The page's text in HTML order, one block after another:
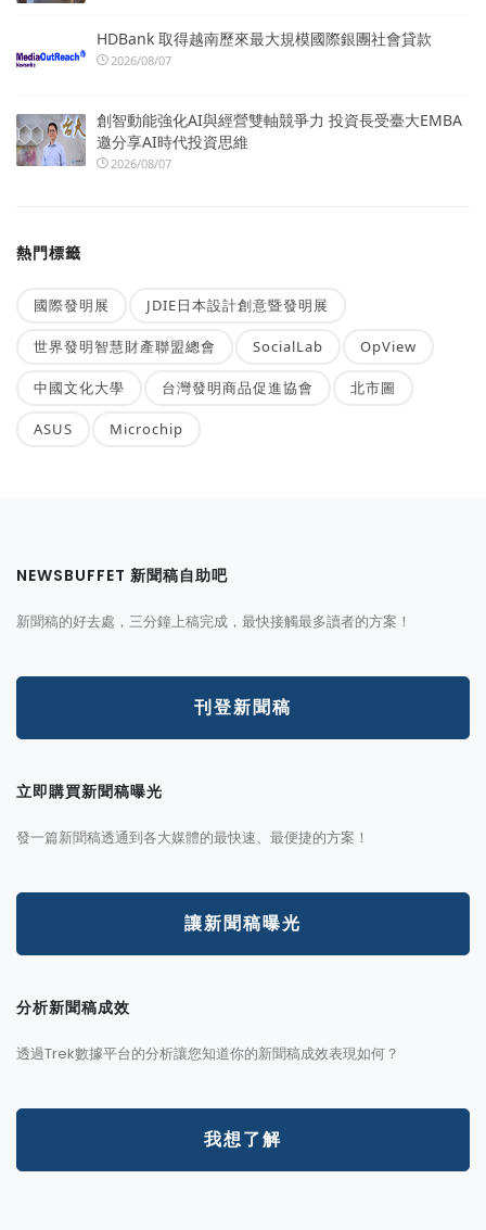
HDBank 取得越南歷來最大規模國際銀團社會貸款
2026/08/07
創智動能強化AI與經營雙軸競爭力 投資長受臺大EMBA
邀分享AI時代投資思維
2026/08/07
熱門標籤
國際發明展 JDIE日本設計創意暨發明展
世界發明智慧財產聯盟總會 SocialLab OpView
中國文化大學 台灣發明商品促進協會 北市圖
ASUS Microchip
NEWSBUFFET 新聞稿自助吧
新聞稿的好去處，三分鐘上稿完成，最快接觸最多讀者的方案！
刊登新聞稿
立即購買新聞稿曝光
發一篇新聞稿透通到各大媒體的最快速、最便捷的方案！
讓新聞稿曝光
分析新聞稿成效
透過Trek數據平台的分析讓您知道你的新聞稿成效表現如何？
我想了解